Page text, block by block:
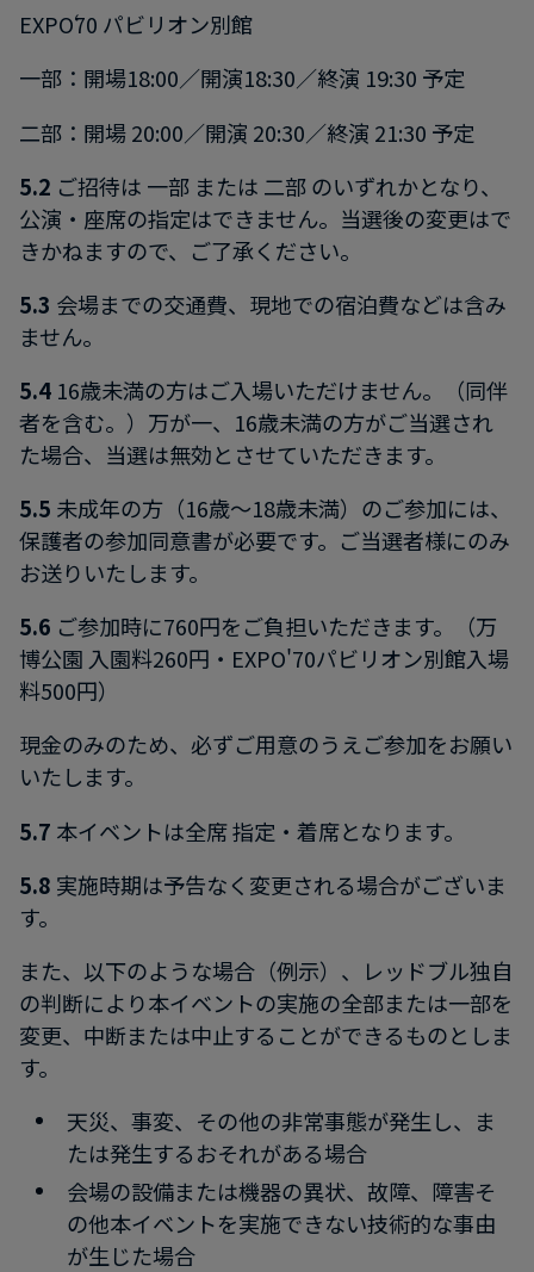
EXPO‘70 パビリオン別館
一部：開場18:00／開演18:30／終演 19:30 予定
二部：開場 20:00／開演 20:30／終演 21:30 予定
5.2 ご招待は 一部 または 二部 のいずれかとなり、
公演・座席の指定はできません。当選後の変更はで
きかねますので、ご了承ください。
5.3 会場までの交通費、現地での宿泊費などは含み
ません。
5.4 16歳未満の方はご入場いただけません。（同伴
者を含む。）万が一、16歳未満の方がご当選され
た場合、当選は無効とさせていただきます。
5.5 未成年の方（16歳～18歳未満）のご参加には、
保護者の参加同意書が必要です。ご当選者様にのみ
お送りいたします。
5.6 ご参加時に760円をご負担いただきます。（万
博公園 入園料260円・EXPO'70パビリオン別館入場
料500円）
現金のみのため、必ずご用意のうえご参加をお願い
いたします。
5.7 本イベントは全席 指定・着席となります。
5.8 実施時期は予告なく変更される場合がございま
す。
また、以下のような場合（例示）、レッドブル独自
の判断により本イベントの実施の全部または一部を
変更、中断または中止することができるものとしま
す。
天災、事変、その他の非常事態が発生し、ま
たは発生するおそれがある場合
会場の設備または機器の異状、故障、障害そ
の他本イベントを実施できない技術的な事由
が生じた場合